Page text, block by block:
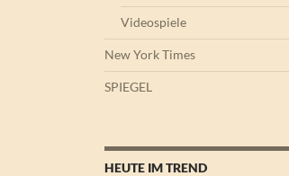
Videospiele
New York Times
SPIEGEL
HEUTE IM TREND